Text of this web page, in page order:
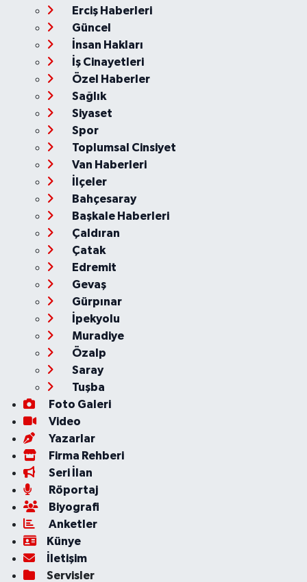
Erciş Haberleri
Güncel
İnsan Hakları
İş Cinayetleri
Özel Haberler
Sağlık
Siyaset
Spor
Toplumsal Cinsiyet
Van Haberleri
İlçeler
Bahçesaray
Başkale Haberleri
Çaldıran
Çatak
Edremit
Gevaş
Gürpınar
İpekyolu
Muradiye
Özalp
Saray
Tuşba
Foto Galeri
Video
Yazarlar
Firma Rehberi
Seri İlan
Röportaj
Biyografi
Anketler
Künye
İletişim
Servisler